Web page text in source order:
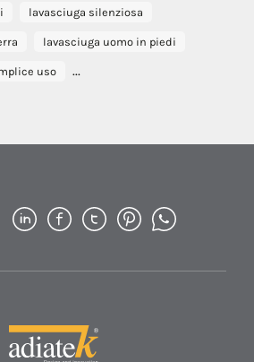
lavasciuga silenziosa
lavasciuga uomo in piedi
uso ...